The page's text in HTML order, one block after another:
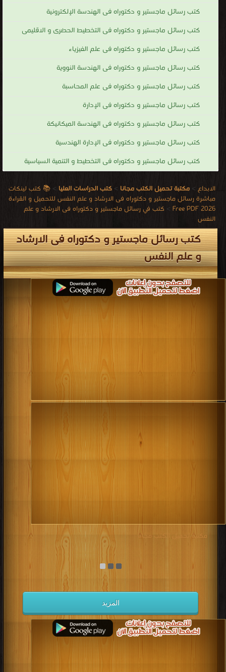
كتب رسائل ماجستير و دكتوراه فى الهندسة الإلكترونية
كتب رسائل ماجستير و دكتوراه فى التخطيط الحضرى و الاقليمى
كتب رسائل ماجستير و دكتوراه فى علم الفيزياء
كتب رسائل ماجستير و دكتوراه فى الهندسة النووية
كتب رسائل ماجستير و دكتوراه فى علم المحاسبة
كتب رسائل ماجستير و دكتوراه فى الإدارة
كتب رسائل ماجستير و دكتوراه فى الهندسة الميكانيكة
كتب رسائل ماجستير و دكتوراه فى الإدارة الهندسية
كتب رسائل ماجستير و دكتوراه فى التخطيط و التنمية السياسية
الابداع > مكتبة تحميل الكتب مجانا > كتب الدراسات العليا > 📚 كتب لينكات
مباشرة رسائل ماجستير و دكتوراه فى الارشاد و علم النفس للتحميل و القراءة
2026 Free PDF
> كتب في رسائل ماجستير و دكتوراه فى الارشاد و علم
النفس
كتب رسائل ماجستير و دكتوراه فى الارشاد
و علم النفس
مكتبة تحميل الكتب مجانا
المزيد